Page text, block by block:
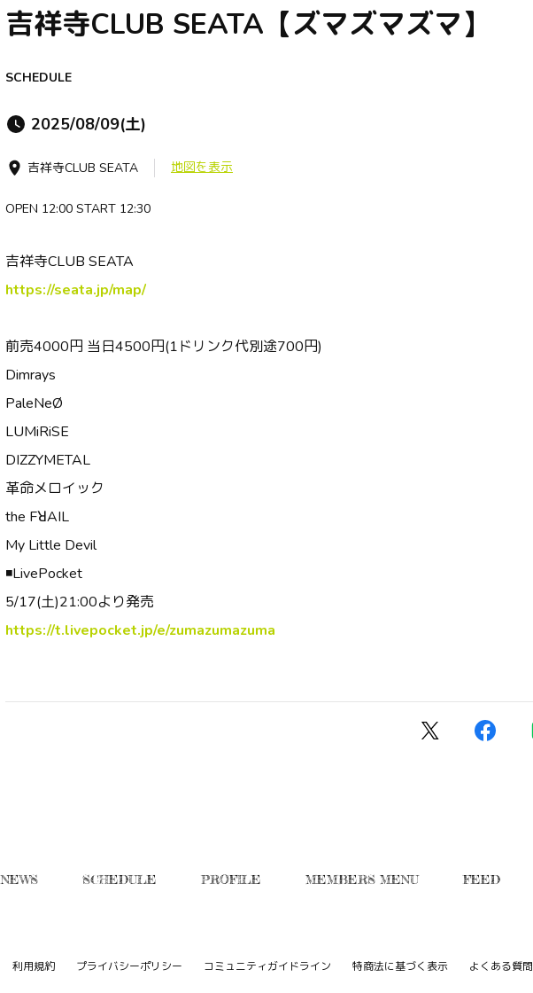
吉祥寺CLUB SEATA【ズマズマズマ】
SCHEDULE
2025/08/09(土)
吉祥寺CLUB SEATA 地図を表示
OPEN 12:00 START 12:30
吉祥寺CLUB SEATA
https://seata.jp/map/
前売4000円 当日4500円(1ドリンク代別途700円)
Dimrays
PaleNeØ
LUMiRiSE
DIZZYMETAL
革命メロイック
the FꓤAIL
My Little Devil
◾️LivePocket
5/17(土)21:00より発売
https://t.livepocket.jp/e/zumazumazuma
NEWS SCHEDULE PROFILE MEMBERS MENU FEED
利用規約 プライバシーポリシー コミュニティガイドライン 特商法に基づく表示 よくある質問